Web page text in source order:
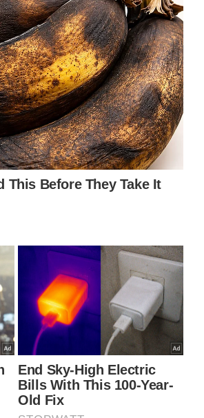
tidak akan berkompromi
yang terlibat dan
ini," katanya.
orang ramai agar tidak
kenyataan atau spekulasi
siasatan.
merakamkan ucapan
Allahyarham serta
menghadapi kehilangan
tentera maut
tentera hingga maut
Harian.Klik di sini!
Kematian